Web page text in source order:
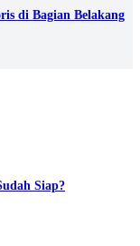
di Bagian Belakang
Siap?